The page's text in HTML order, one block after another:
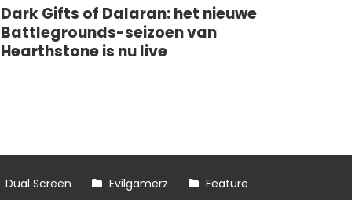
Dark Gifts of Dalaran: het nieuwe
Battlegrounds-seizoen van
Hearthstone is nu live
Dual Screen Evilgamerz
Feature